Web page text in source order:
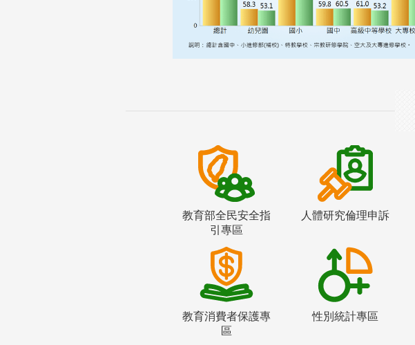
教育部全民安全指
引專區
人體研究倫理申訴
教育消費者保護專
區
性別統計專區